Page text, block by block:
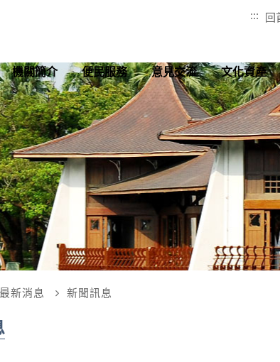
::: 回
機關簡介 便民服務 意見交流 文化資產
最新消息 新聞訊息